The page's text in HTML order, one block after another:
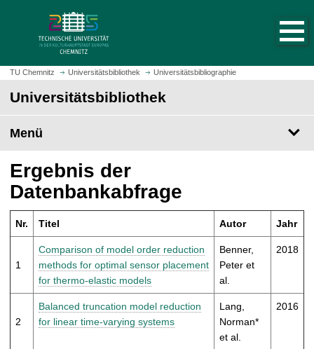
z
m
t
e
i
t
u
f
u
f
n
TU Chemnitz Universitätsbibliothek Universitätsbibliographie
Universitätsbibliothek
Menü
Ergebnis der
Datenbankabfrage
Nr. Titel Autor Jahr
1
Comparison of model order reduction
methods for optimal sensor placement
for thermo-elastic models
Benner,
Peter et
al.
2018
2
Balanced truncation model reduction
for linear time-varying systems
Lang,
Norman*
et al.
2016